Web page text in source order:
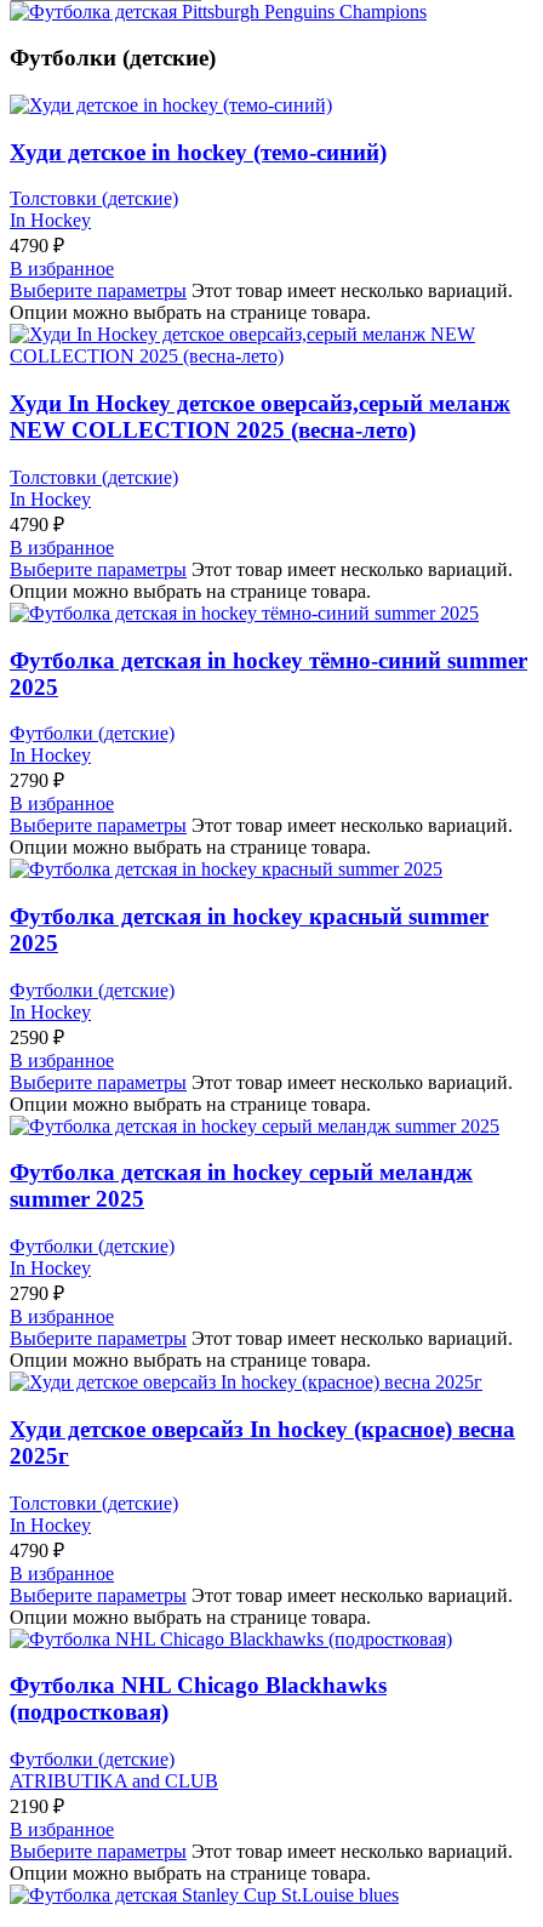
Футболки (детские)
Худи детское in hockey (темо-синий)
Толстовки (детские)
In Hockey
4790 ₽
В избранное
Выберите параметры Этот товар имеет несколько вариаций.
Опции можно выбрать на странице товара.
Худи In Hockey детское оверсайз,серый меланж
NEW COLLECTION 2025 (весна-лето)
Толстовки (детские)
In Hockey
4790 ₽
В избранное
Выберите параметры Этот товар имеет несколько вариаций.
Опции можно выбрать на странице товара.
Футболка детская in hockey тёмно-синий summer
2025
Футболки (детские)
In Hockey
2790 ₽
В избранное
Выберите параметры Этот товар имеет несколько вариаций.
Опции можно выбрать на странице товара.
Футболка детская in hockey красный summer
2025
Футболки (детские)
In Hockey
2590 ₽
В избранное
Выберите параметры Этот товар имеет несколько вариаций.
Опции можно выбрать на странице товара.
Футболка детская in hockey серый меландж
summer 2025
Футболки (детские)
In Hockey
2790 ₽
В избранное
Выберите параметры Этот товар имеет несколько вариаций.
Опции можно выбрать на странице товара.
Худи детское оверсайз In hockey (красное) весна
2025г
Толстовки (детские)
In Hockey
4790 ₽
В избранное
Выберите параметры Этот товар имеет несколько вариаций.
Опции можно выбрать на странице товара.
Футболка NHL Chicago Blackhawks
(подростковая)
Футболки (детские)
ATRIBUTIKA and CLUB
2190 ₽
В избранное
Выберите параметры Этот товар имеет несколько вариаций.
Опции можно выбрать на странице товара.